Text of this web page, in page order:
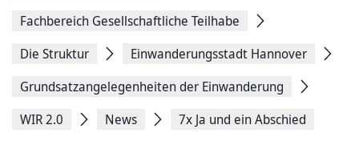
Fachbereich Gesellschaftliche Teilhabe
Die Struktur
Einwanderungsstadt Hannover
Grundsatzangelegenheiten der Einwanderung
WIR 2.0
News 7x Ja und ein Abschied